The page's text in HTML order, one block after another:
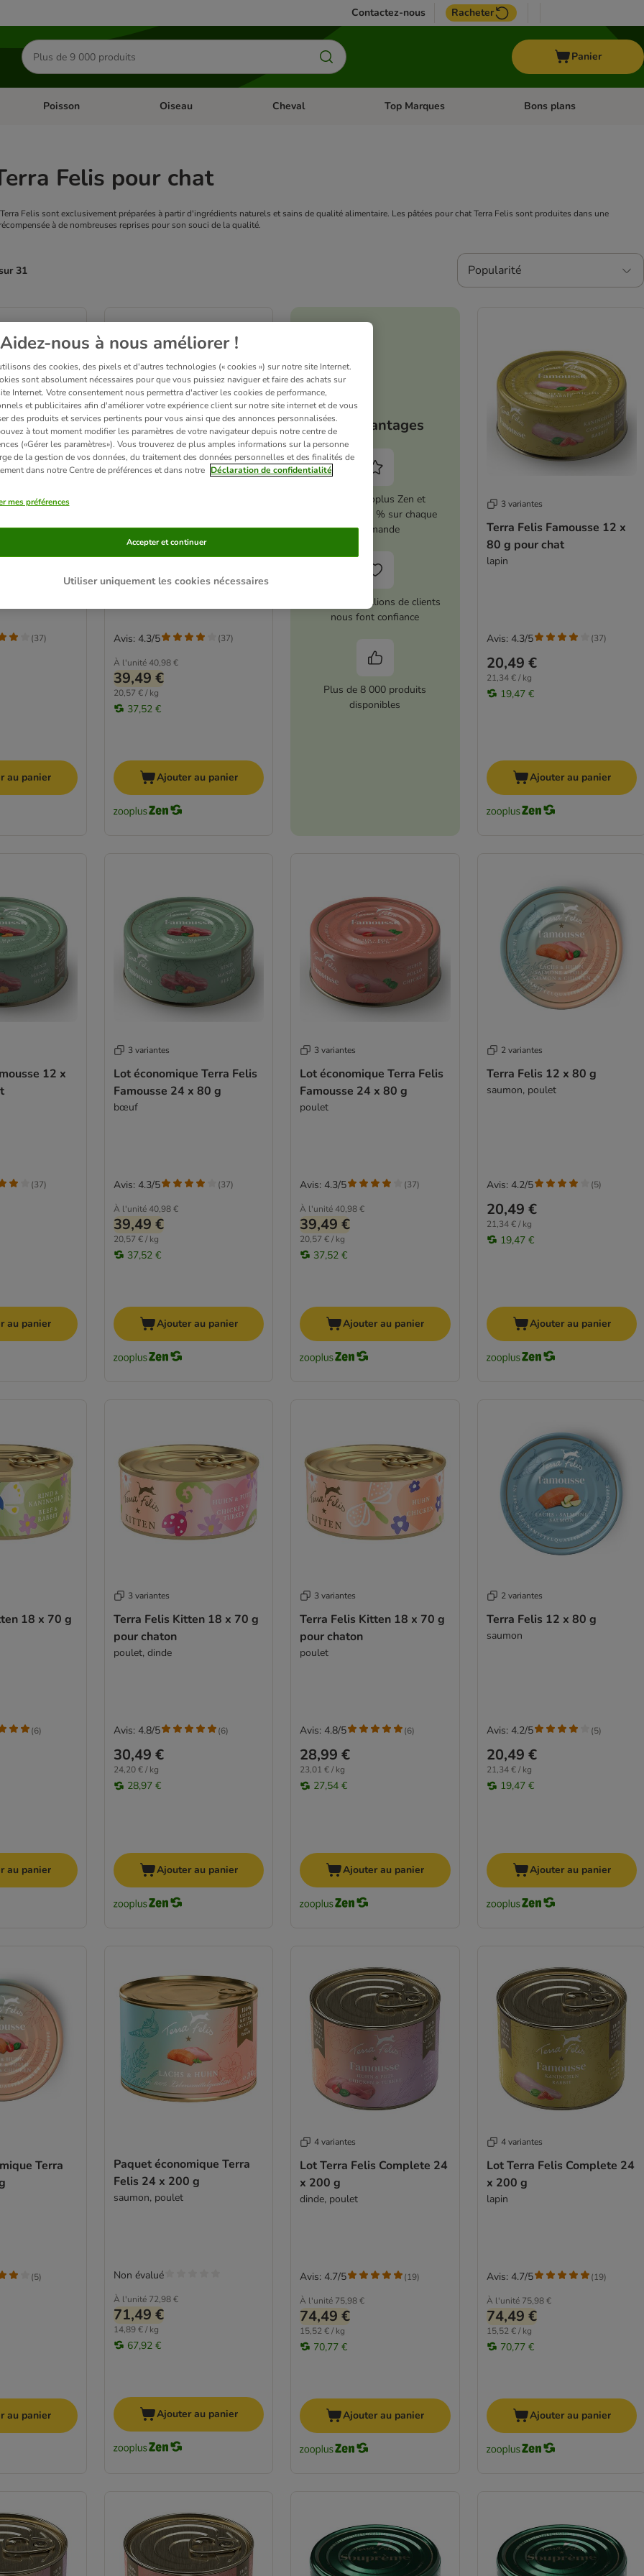
Contactez-nous Racheter
Rechercher
des
produits
Panier
Dérouler les catégories: Rongeur & Co
Poisson Dérouler les catégories: Poisson
Oiseau Dérouler les catégories: Oiseau
Cheval Dérouler les catégories: Cheval
Top Marques Dérouler les catégories: Top
Bons plans
Felis pour chat
Felis sont exclusivement préparées à partir d'ingrédients naturels et sains de qualité alimentaire. Les pâtées pour chat Terra Felis sont produites dans une
à de nombreuses reprises pour son souci de la qualité.
31 Popularité
12 x
(37)
au panier
Lot économique Terra Felis
Famousse 24 x 80 g
lapin
À l'unité 40,98 €
39,49 €
20,57 € / kg
37,52 €
Avis: 4.3/5 (37)
Ajouter au panier
Vos avantages
Activez zooplus Zen et
économisez 5 % sur chaque
commande
Plus de 10 millions de clients
nous font confiance
Plus de 8 000 produits
disponibles
3 variantes
Terra Felis Famousse 12 x
80 g pour chat
lapin
20,49 €
21,34 € / kg
19,47 €
Avis: 4.3/5 (37)
Ajouter au panier
12 x
(37)
au panier
3 variantes
Lot économique Terra Felis
Famousse 24 x 80 g
bœuf
À l'unité 40,98 €
39,49 €
20,57 € / kg
37,52 €
Avis: 4.3/5 (37)
Ajouter au panier
3 variantes
Lot économique Terra Felis
Famousse 24 x 80 g
poulet
À l'unité40,98 €
39,49 €
20,57 € / kg
37,52 €
Avis: 4.3/5 (37)
Ajouter au panier
2 variantes
Terra Felis 12 x 80 g
saumon, poulet
20,49 €
21,34 € / kg
19,47 €
Avis: 4.2/5 (5)
Ajouter au panier
18 x 70 g
(6)
au panier
3 variantes
Terra Felis Kitten 18 x 70 g
pour chaton
poulet, dinde
30,49 €
24,20 € / kg
28,97 €
Avis: 4.8/5 (6)
Ajouter au panier
3 variantes
Terra Felis Kitten 18 x 70 g
pour chaton
poulet
28,99 €
23,01 € / kg
27,54 €
Avis: 4.8/5 (6)
Ajouter au panier
2 variantes
Terra Felis 12 x 80 g
saumon
20,49 €
21,34 € / kg
19,47 €
Avis: 4.2/5 (5)
Ajouter au panier
Terra
(5)
au panier
Paquet économique Terra
Felis 24 x 200 g
saumon, poulet
À l'unité 72,98 €
71,49 €
14,89 € / kg
67,92 €
Non évalué
Ajouter au panier
4 variantes
Lot Terra Felis Complete 24
x 200 g
dinde, poulet
À l'unité 75,98 €
74,49 €
15,52 € / kg
70,77 €
Avis: 4.7/5 (19)
Ajouter au panier
4 variantes
Lot Terra Felis Complete 24
x 200 g
lapin
À l'unité 75,98 €
74,49 €
15,52 € / kg
70,77 €
Avis: 4.7/5 (19)
Ajouter au panier
Aidez-nous à nous améliorer !
des cookies, des pixels et d'autres technologies (« cookies ») sur notre site Internet.
sont absolument nécessaires pour que vous puissiez naviguer et faire des achats sur
Internet. Votre consentement nous permettra d'activer les cookies de performance,
et publicitaires afin d'améliorer votre expérience client sur notre site internet et de vous
des produits et services pertinents pour vous ainsi que des annonces personnalisées.
à tout moment modifier les paramètres de votre navigateur depuis notre centre de
(«Gérer les paramètres»). Vous trouverez de plus amples informations sur la personne
de la gestion de vos données, du traitement des données personnelles et des finalités de
dans notre Centre de préférences et dans notre Déclaration de confidentialité
mes préférences
Utiliser uniquement les cookies nécessaires
Accepter et continuer